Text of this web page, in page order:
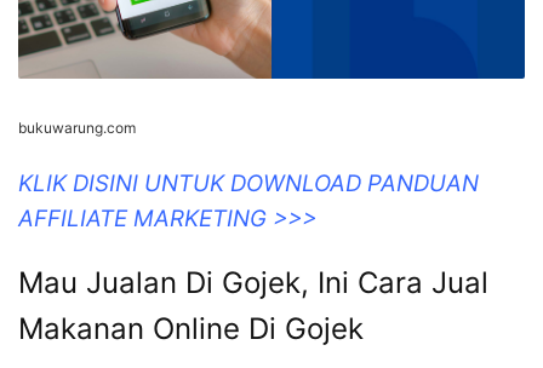
10 Cara Jualan Online Laris Di
Facebook Untuk Pemula